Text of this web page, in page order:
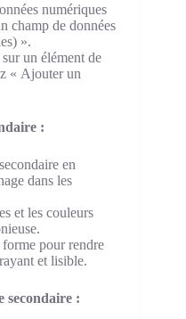
numériques
champ de données
».
un élément de
« Ajouter un
:
en
dans les
et les couleurs
pour rendre
et lisible.
secondaire :